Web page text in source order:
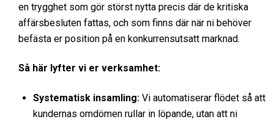
en trygghet som gör störst nytta precis där de kritiska
affärsbesluten fattas, och som finns där när ni behöver
befästa er position på en konkurrensutsatt marknad.
Så här lyfter vi er verksamhet:
Systematisk insamling: Vi automatiserar flödet så att
kundernas omdömen rullar in löpande, utan att ni